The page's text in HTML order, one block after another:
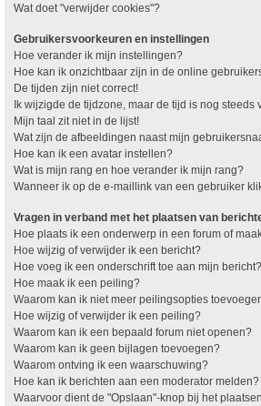
Wat doet "verwijder cookies"?
Gebruikersvoorkeuren en instellingen
Hoe verander ik mijn instellingen?
Hoe kan ik onzichtbaar zijn in de online
De tijden zijn niet correct!
Ik wijzigde de tijdzone, maar de tijd is nog steeds
Mijn taal zit niet in de lijst!
Wat zijn de afbeeldingen naast mijn
Hoe kan ik een avatar instellen?
Wat is mijn rang en hoe verander ik mijn rang?
Wanneer ik op de e-maillink van een gebruiker
Vragen in verband met het plaatsen van
Hoe plaats ik een onderwerp in een forum of
Hoe wijzig of verwijder ik een bericht?
Hoe voeg ik een onderschrift toe aan mijn bericht?
Hoe maak ik een peiling?
Waarom kan ik niet meer peilingsopties
Hoe wijzig of verwijder ik een peiling?
Waarom kan ik een bepaald forum niet openen?
Waarom kan ik geen bijlagen toevoegen?
Waarom ontving ik een waarschuwing?
Hoe kan ik berichten aan een moderator melden?
Waarvoor dient de "Opslaan"-knop bij het